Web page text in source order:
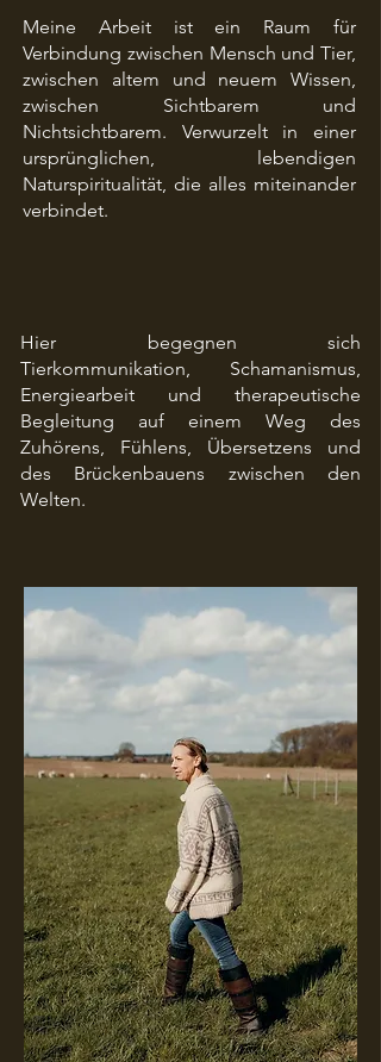
Meine Arbeit ist ein Raum für
Verbindung zwischen Mensch und Tier,
zwischen altem und neuem Wissen,
zwischen Sichtbarem und
Nichtsichtbarem. Verwurzelt in einer
ursprünglichen, lebendigen
Naturspiritualität, die alles miteinander
verbindet.
Hier begegnen sich
Tierkommunikation, Schamanismus,
Energiearbeit und therapeutische
Begleitung auf einem Weg des
Zuhörens, Fühlens, Übersetzens und
des Brückenbauens zwischen den
Welten.